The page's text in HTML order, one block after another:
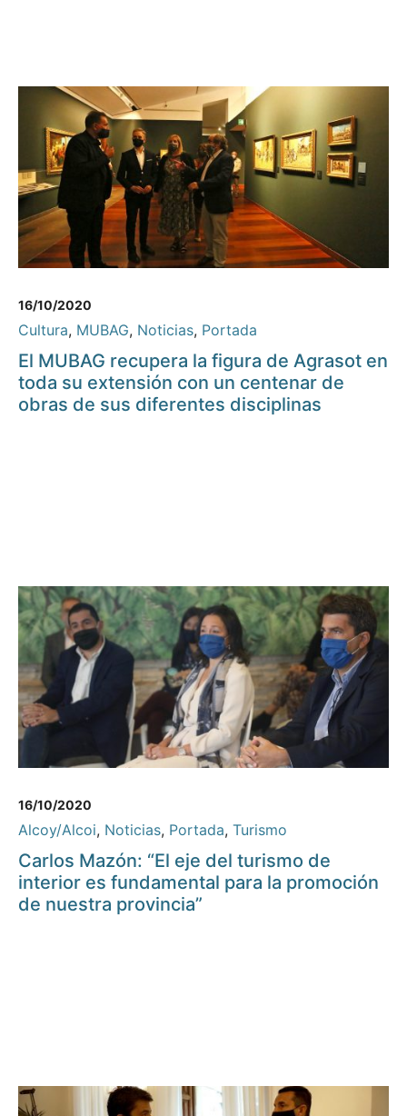
16/10/2020
Cultura, MUBAG, Noticias, Portada
El MUBAG recupera la figura de Agrasot en
toda su extensión con un centenar de
obras de sus diferentes disciplinas
16/10/2020
Alcoy/Alcoi, Noticias, Portada, Turismo
Carlos Mazón: “El eje del turismo de
interior es fundamental para la promoción
de nuestra provincia”